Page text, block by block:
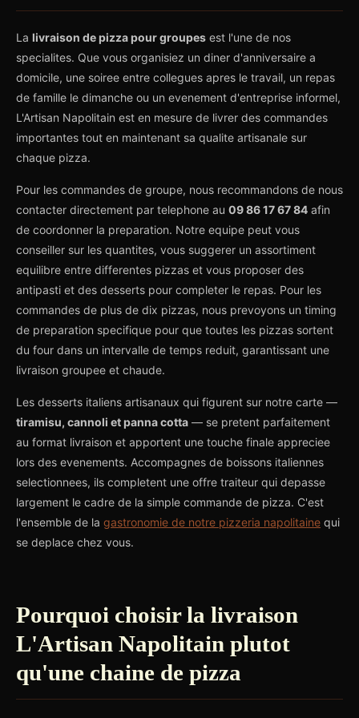
La livraison de pizza pour groupes est l'une de nos
specialites. Que vous organisiez un diner d'anniversaire a
domicile, une soiree entre collegues apres le travail, un repas
de famille le dimanche ou un evenement d'entreprise informel,
L'Artisan Napolitain est en mesure de livrer des commandes
importantes tout en maintenant sa qualite artisanale sur
chaque pizza.
Pour les commandes de groupe, nous recommandons de nous
contacter directement par telephone au 09 86 17 67 84 afin
de coordonner la preparation. Notre equipe peut vous
conseiller sur les quantites, vous suggerer un assortiment
equilibre entre differentes pizzas et vous proposer des
antipasti et des desserts pour completer le repas. Pour les
commandes de plus de dix pizzas, nous prevoyons un timing
de preparation specifique pour que toutes les pizzas sortent
du four dans un intervalle de temps reduit, garantissant une
livraison groupee et chaude.
Les desserts italiens artisanaux qui figurent sur notre carte —
tiramisu, cannoli et panna cotta — se pretent parfaitement
au format livraison et apportent une touche finale appreciee
lors des evenements. Accompagnes de boissons italiennes
selectionnees, ils completent une offre traiteur qui depasse
largement le cadre de la simple commande de pizza. C'est
l'ensemble de la gastronomie de notre pizzeria napolitaine qui
se deplace chez vous.
Pourquoi choisir la livraison
L'Artisan Napolitain plutot
qu'une chaine de pizza